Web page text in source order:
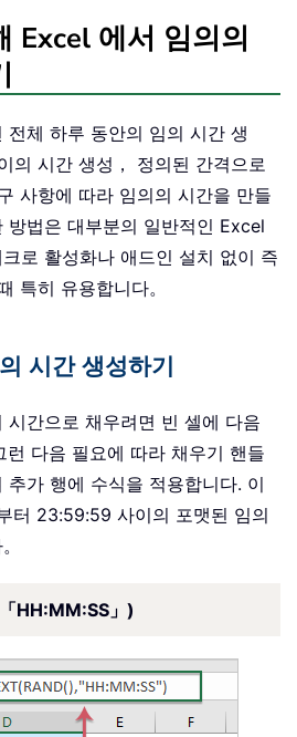
Excel 에서 임의의
전체 하루 동안의 임의 시간 생
의 시간 생성， 정의된 간격으로
사항에 따라 임의의 시간을 만들
방법은 대부분의 일반적인 Excel
로 활성화나 애드인 설치 없이 즉
특히 유용합니다。
시간 생성하기
시간으로 채우려면 빈 셀에 다음
런 다음 필요에 따라 채우기 핸들
추가 행에 수식을 적용합니다. 이
터 23:59:59 사이의 포맷된 임의
HH:MM:SS」)